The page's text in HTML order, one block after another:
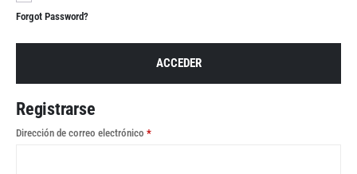
Forgot Password?
ACCEDER
Registrarse
Dirección de correo electrónico *